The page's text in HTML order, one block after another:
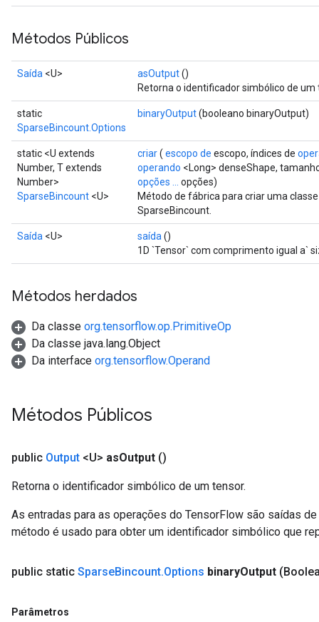
Métodos Públicos
Saída <U> asOutput()
Retorna o identificador simbólico de um
static
SparseBincount.Options
binaryOutput(booleano binaryOutput)
static <U extends
Number, T extends
Number>
SparseBincount <U>
criar( escopo de escopo, índices de
operando <Long> denseShape,
opções ...
opções)
Método de fábrica para criar uma
SparseBincount.
Saída <U> saída ()
1D `Tensor` com comprimento igual a`
Métodos herdados
Da classe org.tensorflow.op.PrimitiveOp
Da classe java.lang.Object
Da interface org.tensorflow.Operand
Métodos Públicos
public Output <U> asOutput ()
Retorna o identificador simbólico de um tensor.
As entradas para as operações do TensorFlow são saídas
método é usado para obter um identificador simbólico que
public static SparseBincount.Options binaryOutput
Parâmetros